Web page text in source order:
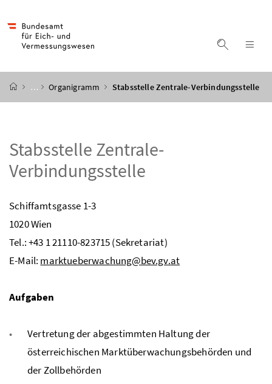
Suche
Startseite
… Organigramm Stabsstelle Zentrale-Verbindungsstelle
Stabsstelle Zentrale-
Verbindungsstelle
Schiffamtsgasse 1-3
1020 Wien
Tel.: +43 1 21110-823715 (Sekretariat)
E-Mail: marktueberwachung@bev.gv.at
Aufgaben
Vertretung der abgestimmten Haltung der
österreichischen Marktüberwachungsbehörden und
der Zollbehörden